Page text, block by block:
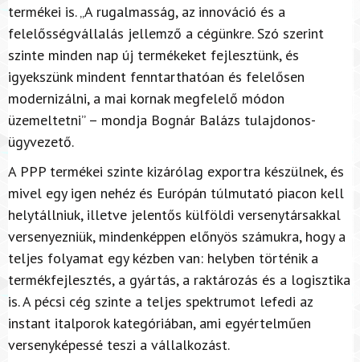
termékei is. „A rugalmasság, az innováció és a
felelősségvállalás jellemző a cégünkre. Szó szerint
szinte minden nap új termékeket fejlesztünk, és
igyekszünk mindent fenntarthatóan és felelősen
modernizálni, a mai kornak megfelelő módon
üzemeltetni” – mondja Bognár Balázs tulajdonos-
ügyvezető.
A PPP termékei szinte kizárólag exportra készülnek, és
mivel egy igen nehéz és Európán túlmutató piacon kell
helytállniuk, illetve jelentős külföldi versenytársakkal
versenyezniük, mindenképpen előnyös számukra, hogy a
teljes folyamat egy kézben van: helyben történik a
termékfejlesztés, a gyártás, a raktározás és a logisztika
is. A pécsi cég szinte a teljes spektrumot lefedi az
instant italporok kategóriában, ami egyértelműen
versenyképessé teszi a vállalkozást.